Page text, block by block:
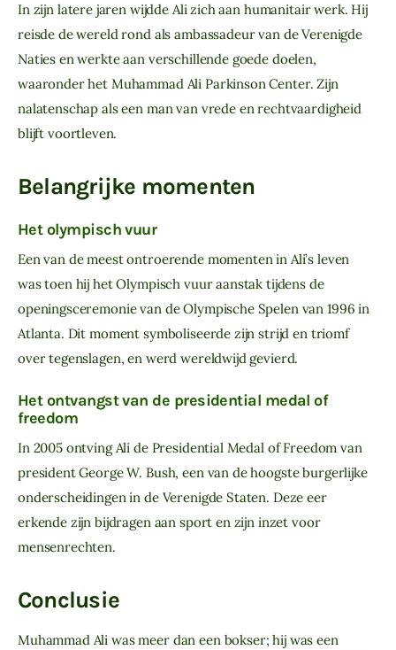
In zijn latere jaren wijdde Ali zich aan humanitair werk. Hij
reisde de wereld rond als ambassadeur van de Verenigde
Naties en werkte aan verschillende goede doelen,
waaronder het Muhammad Ali Parkinson Center. Zijn
nalatenschap als een man van vrede en rechtvaardigheid
blijft voortleven.
Belangrijke momenten
Het olympisch vuur
Een van de meest ontroerende momenten in Ali’s leven
was toen hij het Olympisch vuur aanstak tijdens de
openingsceremonie van de Olympische Spelen van 1996 in
Atlanta. Dit moment symboliseerde zijn strijd en triomf
over tegenslagen, en werd wereldwijd gevierd.
Het ontvangst van de presidential medal of
freedom
In 2005 ontving Ali de Presidential Medal of Freedom van
president George W. Bush, een van de hoogste burgerlijke
onderscheidingen in de Verenigde Staten. Deze eer
erkende zijn bijdragen aan sport en zijn inzet voor
mensenrechten.
Conclusie
Muhammad Ali was meer dan een bokser; hij was een